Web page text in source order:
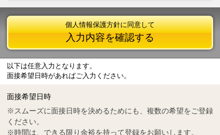
個人情報保護方針
Tel
0570-55-0314
個人情報保護方針に同意して
入力内容を確認する
以下は任意入力となります。
面接希望日時があればご入力ください。
面接希望日時
※スムーズに面接日時を決めるためにも、複数の希望をご登録
ください。
※時間は、できる限り余裕を持って登録をお願いします。